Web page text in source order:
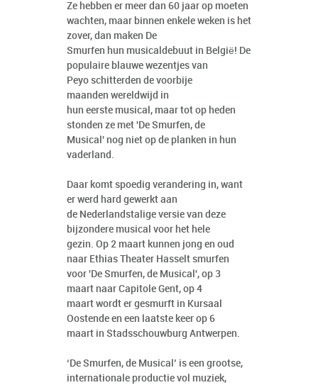
Ze hebben er meer dan 60 jaar op moeten
wachten, maar binnen enkele weken is het
zover, dan maken De
Smurfen hun musicaldebuut in België! De
populaire blauwe wezentjes van
Peyo schitterden de voorbije
maanden wereldwijd in
hun eerste musical, maar tot op heden
stonden ze met 'De Smurfen, de
Musical' nog niet op de planken in hun
vaderland.
Daar komt spoedig verandering in, want
er werd hard gewerkt aan
de Nederlandstalige versie van deze
bijzondere musical voor het hele
gezin. Op 2 maart kunnen jong en oud
naar Ethias Theater Hasselt smurfen
voor 'De Smurfen, de Musical', op 3
maart naar Capitole Gent, op 4
maart wordt er gesmurft in Kursaal
Oostende en een laatste keer op 6
maart in Stadsschouwburg Antwerpen.
‘De Smurfen, de Musical’ is een grootse,
internationale productie vol muziek,